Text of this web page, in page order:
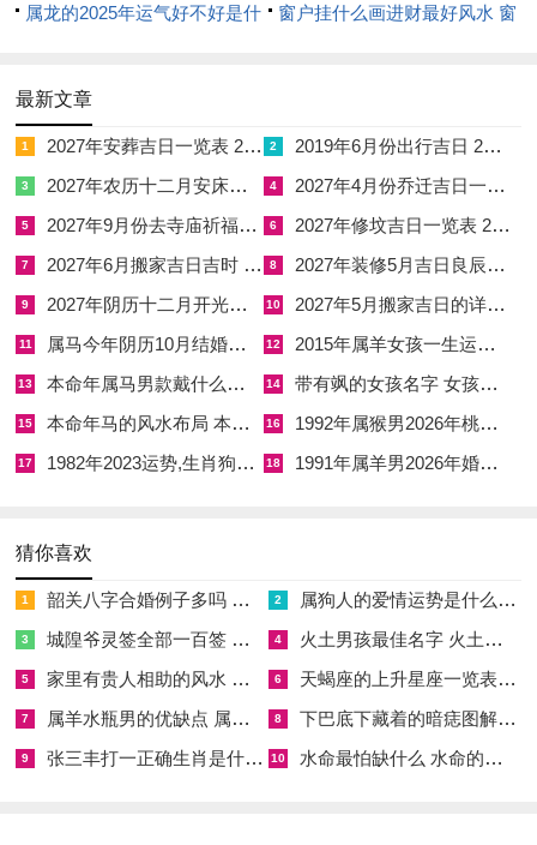
成日主成就，圆满，诸事可成；开日主开通，开始，宜入宅开
陈等黑道凶星值日，则宜避之，恐招口舌官非，病痛破财。
辰宜取贵人时，禄神时或长生帝旺之时而避五不遇时、截路空亡
时。
之年搬迁宜选水旺之日的金匮时或司命时借水制火护金；若日主
为壬癸水，遇火旺流年反成财官相生之局，可选木火通明之吉时
以助运程。
告天地祖先，安奉灶神香火，使新宅有主，家运有根。宜安床，
择吉时安置主卧床铺，主夫妻与睦，身体健康。宜纳财，开市、
立券，入宅后若能在吉时进行开市仪式，主家财稳固，生意兴
隆。忌破土，嫁娶、安葬等冲克入宅喜庆之事。
忌与家主生肖相冲之日。冲煞主冲突阻碍，宜避之则安；冲煞方
即凶神所在之方位，入宅当日不宜向此方开门或行路，车队路线
看富豪
配偶生肖
属龙的2025年运气好不好是什
2025年属龙人的全年运势
窗户挂什么画进财最好风水 窗
最新文章
1 2027年安葬吉日一览表 2027年12月安葬吉日一览表 2 2019年6月份出行吉日 2027年6月出行吉日一览表
3 2027年农历十二月安床吉日 2027年正月安床吉日吉时查询 4 2027年4月份乔迁吉日一览表 2027年4月乔迁吉日吉时查询
5 2027年9月份去寺庙祈福的日子 2027年5月去寺庙吉日一览表 6 2027年修坟吉日一览表 2027年农历2月修坟吉日一览表
7 2027年6月搬家吉日吉时 2027年农历6月搬家吉日一览表 8 2027年装修5月吉日良辰查询表 2027年农历5月装修吉日一览表
9 2027年阴历十二月开光吉日 2027年12月开光吉日一览表 10 2027年5月搬家吉日的详细解释 2027年5月搬家吉日吉时查询
11 属马今年阴历10月结婚好吗 属马还有几年本命年结婚呢好吗 12 2015年属羊女孩一生运势 2015年属羊女2026年健康运好吗
13 本命年属马男款戴什么财神 本命年属马男士戴什么好一点 14 带有飒的女孩名字 女孩取名字带飒字有什么名字好听
15 本命年马的风水布局 本命年马的佛像怎么摆放 16 1992年属猴男2026年桃花运 1992年属猴男2026年感情运如何
17 1982年2023运势,生肖狗1982年2023运势 18 1991年属羊男2026年婚姻运势 1991年属羊男2026年感情运如何
猜你喜欢
1 韶关八字合婚例子多吗 韶关八字测风水 2 属狗人的爱情运势是什么意思 属狗的人爱情观
3 城隍爷灵签全部一百签 城隍爷灵签解签大全 4 火土男孩最佳名字 火土属性的字男孩名字有哪些
5 家里有贵人相助的风水 家里有贵人是什么意思 6 天蝎座的上升星座一览表 天蝎座的上升星座查询
7 属羊水瓶男的优缺点 属羊水瓶座男生性格爱情观 8 下巴底下藏着的暗痣图解 下巴尖底下有痣代表什么
9 张三丰打一正确生肖是什么意思 张三丰是指什么生肖 10 水命最怕缺什么 水命的人忌什么